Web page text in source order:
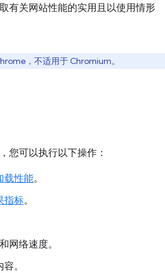
有关网站性能的实用且以使用情形
，不适用于 Chromium。
您可以执行以下操作：
载性能。
指标。
网络速度。
。